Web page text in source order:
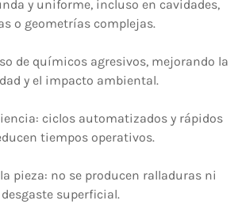
y uniforme, incluso en cavidades,
o geometrías complejas.
de químicos agresivos, mejorando la
y el impacto ambiental.
ciclos automatizados y rápidos
tiempos operativos.
pieza: no se producen ralladuras ni
desgaste superficial.